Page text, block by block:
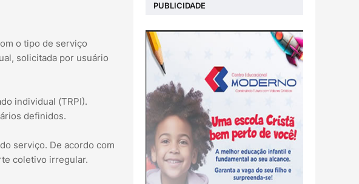
o tipo de serviço
solicitada por usuário
individual (TRPI).
definidos.
serviço. De acordo com
coletivo irregular.
PUBLICIDADE